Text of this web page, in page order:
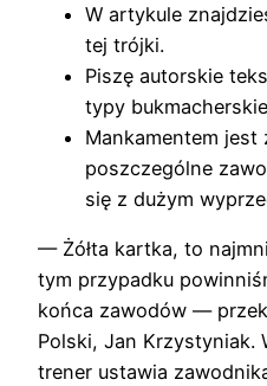
W artykule
tej trójki.
Piszę autorskie
typy
Mankamentem
poszczególne
się z dużym
— Żółta kartka, to
tym przypadku
końca zawodów —
Polski, Jan Krzystyniak.
trener ustawia